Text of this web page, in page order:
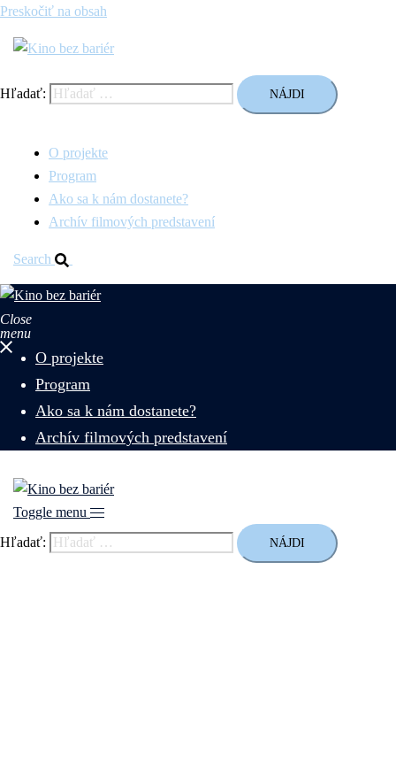
Preskočiť na obsah
Hľadať:
O projekte
Program
Ako sa k nám dostanete?
Archív filmových predstavení
Search
Close
menu
O projekte
Program
Ako sa k nám dostanete?
Archív filmových predstavení
Toggle menu
Hľadať: